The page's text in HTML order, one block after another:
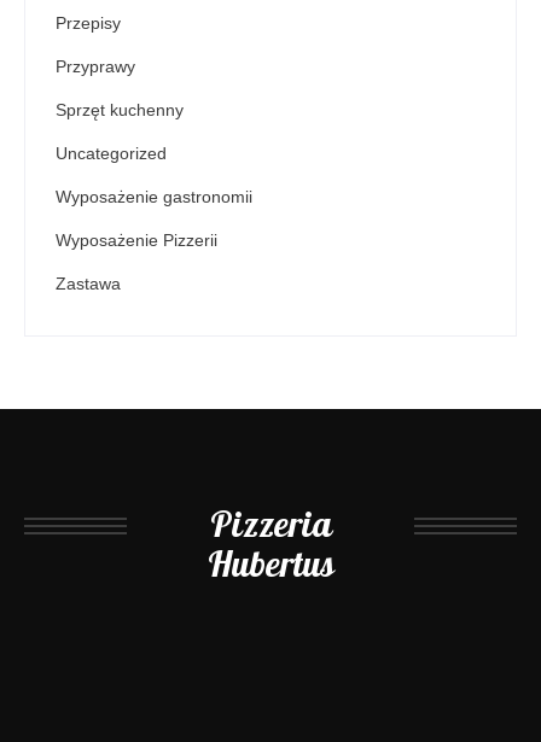
Przepisy
Przyprawy
Sprzęt kuchenny
Uncategorized
Wyposażenie gastronomii
Wyposażenie Pizzerii
Zastawa
Pizzeria
Hubertus